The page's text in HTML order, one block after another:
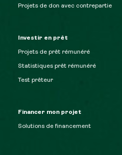
Projets de don avec contrepartie
Investir en prêt
Projets de prêt rémunéré
Statistiques prêt rémunéré
Test prêteur
Financer mon projet
Solutions de financement